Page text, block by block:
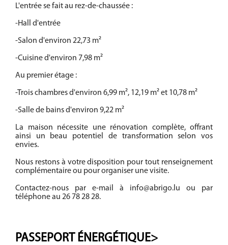
L'entrée se fait au rez-de-chaussée :
-Hall d'entrée
-Salon d'environ 22,73 m²
-Cuisine d'environ 7,98 m²
Au premier étage :
-Trois chambres d'environ 6,99 m², 12,19 m² et 10,78 m²
-Salle de bains d'environ 9,22 m²
La maison nécessite une rénovation complète, offrant
ainsi un beau potentiel de transformation selon vos
envies.
Nous restons à votre disposition pour tout renseignement
complémentaire ou pour organiser une visite.
Contactez-nous par e-mail à info@abrigo.lu ou par
téléphone au 26 78 28 28.
PASSEPORT ÉNERGÉTIQUE>